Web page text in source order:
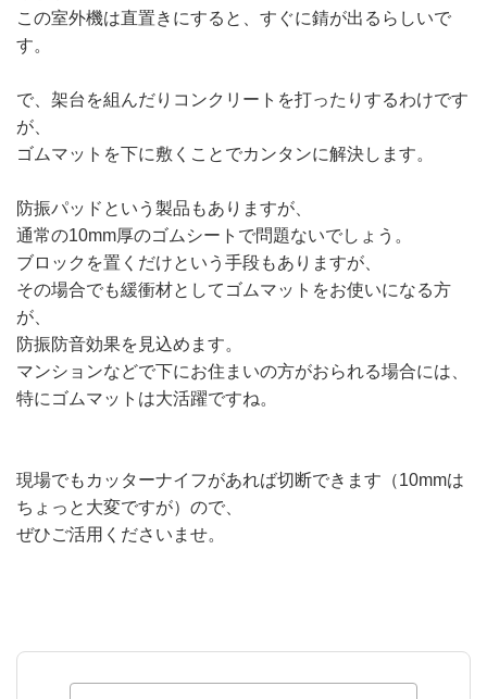
この室外機は直置きにすると、すぐに錆が出るらしいで
す。
で、架台を組んだりコンクリートを打ったりするわけです
が、
ゴムマットを下に敷くことでカンタンに解決します。
防振パッドという製品もありますが、
通常の10mm厚のゴムシートで問題ないでしょう。
ブロックを置くだけという手段もありますが、
その場合でも緩衝材としてゴムマットをお使いになる方
が、
防振防音効果を見込めます。
マンションなどで下にお住まいの方がおられる場合には、
特にゴムマットは大活躍ですね。
現場でもカッターナイフがあれば切断できます（10mmは
ちょっと大変ですが）ので、
ぜひご活用くださいませ。